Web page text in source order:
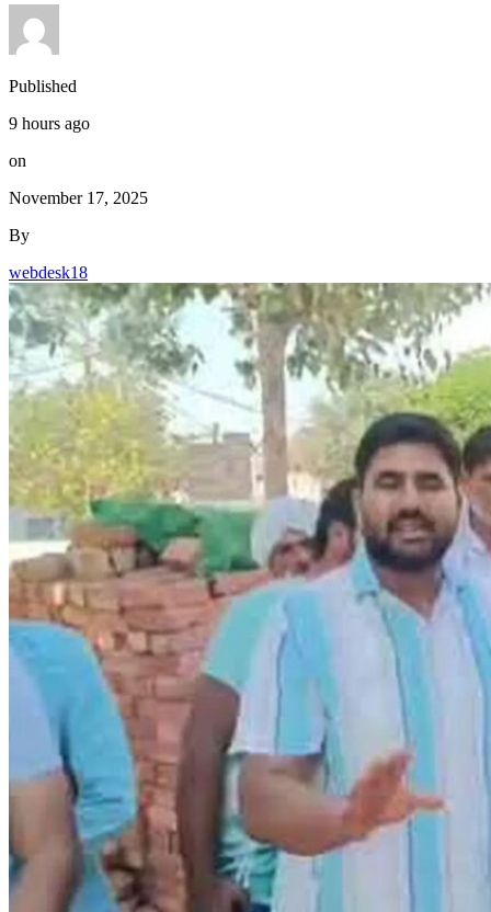
Published
9 hours ago
on
November 17, 2025
By
webdesk18